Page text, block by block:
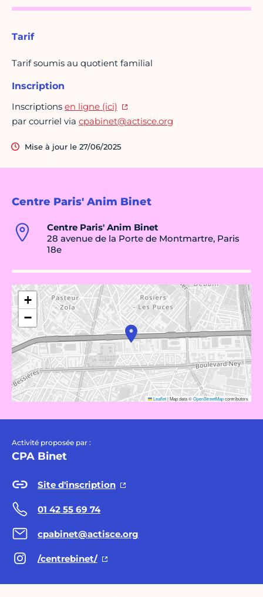
Centre Paris' Anim Binet
Centre Paris' Anim Binet
28 avenue de la Porte de Montmartre, Paris
18e
+
−
Leaflet|Map data ©OpenStreetMapcontributors
Activité proposée par :
CPA Binet
Site d'inscription
01 42 55 69 74
cpabinet@actisce.org
/centrebinet/
Tarif
Tarif soumis au quotient familial
Inscription
Inscriptions en ligne (ici)
par courriel via cpabinet@actisce.org
Mise à jour le 27/06/2025